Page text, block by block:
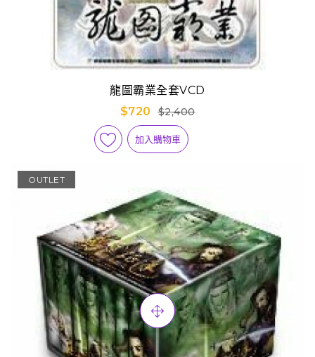
龍圖霸業全套VCD
$720
$2,400
加入購物車
OUTLET